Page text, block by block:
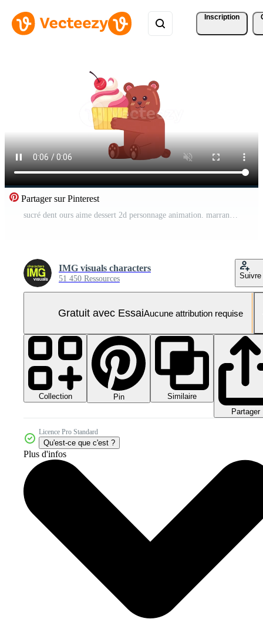
Inscription
Partager sur Pinterest
sucré dent ours aime dessert 2d personnage animation. marrant peu ours embrassement petit gâteau plat dessin animé 4k vidéo, transparent alpha canaliser. anime kawaii grisonnant Animé animal sur blanc Contexte Vidéo Pro
IMG visuals characters
51 450 Ressources Suivre
Gratuit avec EssaiAucune attribution requise
Collection Pin
Similaire
Partager
Licence Pro Standard
Qu'est-ce que c'est ?
Plus d'infos